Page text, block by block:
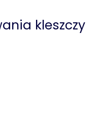
kleszczy